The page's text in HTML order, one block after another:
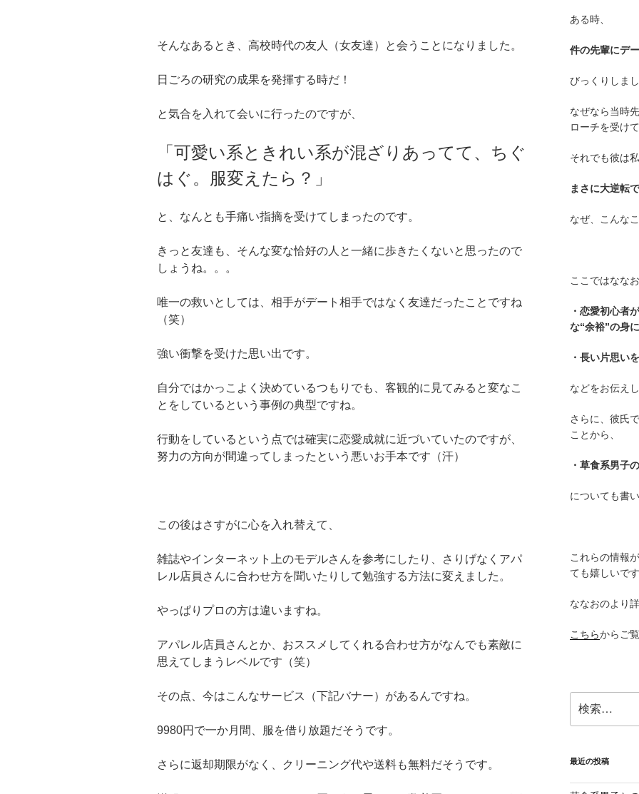
そんなあるとき、高校時代の友人（女友達）と会うことになりました。
日ごろの研究の成果を発揮する時だ！
と気合を入れて会いに行ったのですが、
「可愛い系ときれい系が混ざりあってて、ちぐ
はぐ。服変えたら？」
と、なんとも手痛い指摘を受けてしまったのです。
きっと友達も、そんな変な恰好の人と一緒に歩きたくないと思ったので
しょうね。。。
唯一の救いとしては、相手がデート相手ではなく友達だったことですね
（笑）
強い衝撃を受けた思い出です。
自分ではかっこよく決めているつもりでも、客観的に見てみると変なこ
とをしているという事例の典型ですね。
行動をしているという点では確実に恋愛成就に近づいていたのですが、
努力の方向が間違ってしまったという悪いお手本です（汗）
この後はさすがに心を入れ替えて、
雑誌やインターネット上のモデルさんを参考にしたり、さりげなくアパ
レル店員さんに合わせ方を聞いたりして勉強する方法に変えました。
やっぱりプロの方は違いますね。
アパレル店員さんとか、おススメしてくれる合わせ方がなんでも素敵に
思えてしまうレベルです（笑）
その点、今はこんなサービス（下記バナー）があるんですね。
9980円で一か月間、服を借り放題だそうです。
さらに返却期限がなく、クリーニング代や送料も無料だそうです。
ある時、
件の先輩にデ
びっくりしま
なぜなら当時
ローチを受け
それでも彼は
まさに大逆転
なぜ、こんな
ここではなな
・恋愛初心者
な“余裕”の身
・長い片思い
などをお伝え
さらに、彼氏
ことから、
・草食系男子
についても書
これらの情報
ても嬉しいで
ななおのより
こちらからご
索:
最近の投稿